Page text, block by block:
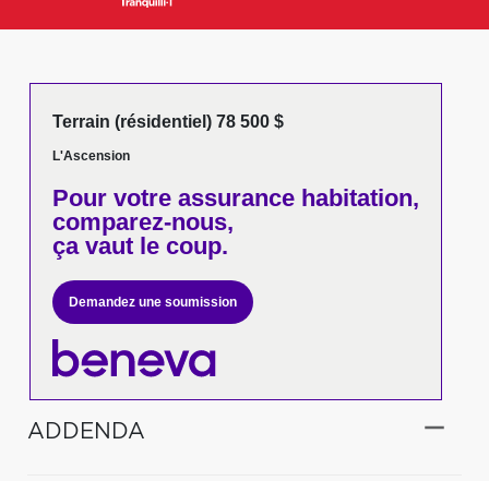
Terrain (résidentiel) 78 500 $
L'Ascension
Pour votreassurance habitation,
comparez-nous,
ça vaut le coup.
Demandez une soumission
ADDENDA